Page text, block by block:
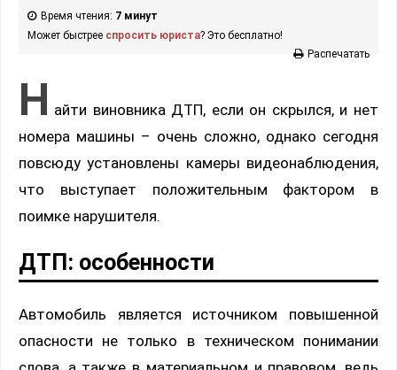
Время чтения: 7 минут
Может быстрее спросить юриста? Это бесплатно!
Распечатать
Н айти виновника ДТП, если он скрылся, и нет
номера машины – очень сложно, однако сегодня
повсюду установлены камеры видеонаблюдения,
что выступает положительным фактором в
поимке нарушителя.
ДТП: особенности
Автомобиль является источником повышенной
опасности не только в техническом понимании